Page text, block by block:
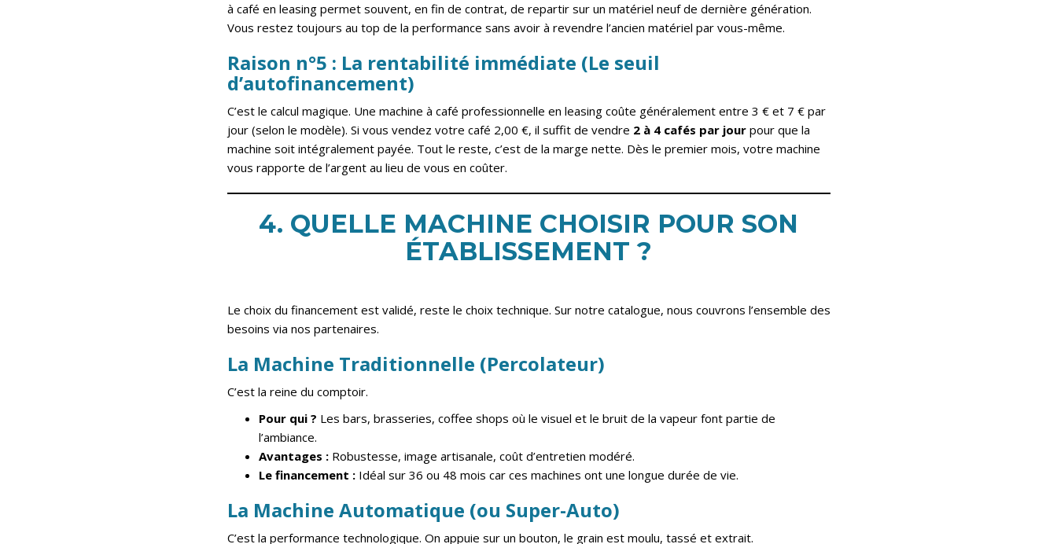
à café en leasing permet souvent, en fin de contrat, de repartir sur un matériel neuf de dernière génération.
Vous restez toujours au top de la performance sans avoir à revendre l’ancien matériel par vous-même.
Raison n°5 : La rentabilité immédiate (Le seuil
d’autofinancement)
C’est le calcul magique. Une machine à café professionnelle en leasing coûte généralement entre 3 € et 7 € par
jour (selon le modèle). Si vous vendez votre café 2,00 €, il suffit de vendre 2 à 4 cafés par jourpour que la
machine soit intégralement payée. Tout le reste, c’est de la marge nette. Dès le premier mois, votre machine
vous rapporte de l’argent au lieu de vous en coûter.
4. QUELLE MACHINE CHOISIR POUR SON
ÉTABLISSEMENT ?
Le choix du financement est validé, reste le choix technique. Sur notre catalogue, nous couvrons l’ensemble des
besoins via nos partenaires.
La Machine Traditionnelle (Percolateur)
C’est la reine du comptoir.
Pour qui ? Les bars, brasseries, coffee shops où le visuel et le bruit de la vapeur font partie de
l’ambiance.
Avantages :Robustesse, image artisanale, coût d’entretien modéré.
Le financement :Idéal sur 36 ou 48 mois car ces machines ont une longue durée de vie.
La Machine Automatique (ou Super-Auto)
C’est la performance technologique. On appuie sur un bouton, le grain est moulu, tassé et extrait.